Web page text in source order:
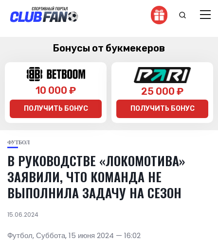
Бонусы от букмекеров
10 000 ₽
ПОЛУЧИТЬ БОНУС
25 000 ₽
ПОЛУЧИТЬ БОНУС
ФУТБОЛ
В РУКОВОДСТВЕ «ЛОКОМОТИВА»
ЗАЯВИЛИ, ЧТО КОМАНДА НЕ
ВЫПОЛНИЛА ЗАДАЧУ НА СЕЗОН
15.06.2024
Футбол, Суббота, 15 июня 2024 — 16:02